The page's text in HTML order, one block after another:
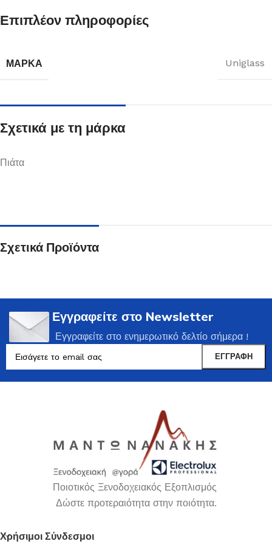
Επιπλέον πληροφορίες
ΜΆΡΚΑ Uniglass
Σχετικά με τη μάρκα
Πιάτα
Σχετικά Προϊόντα
Εγγραφείτε στο Newsletter
Εγγραφείτε στο ενημερωτικό δελτίο σήμερα !
Ποιοτικός Ξενοδοχειακός Εξοπλισμός
Δώστε προτεραιότητα στην ποιότητα.
Χρήσιμοι Σύνδεσμοι